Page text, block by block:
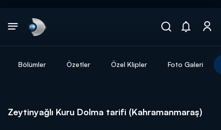
Bölümler Özetler Özel Klipler Foto Galeri
Zeytinyağlı Kuru Dolma tarifi (Kahramanmaraş)